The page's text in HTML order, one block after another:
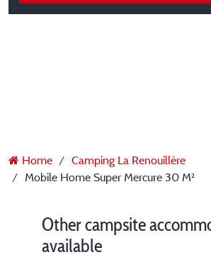
Home
Camping La Renouillère
Mobile Home Super Mercure 30 M²
Other campsite
available